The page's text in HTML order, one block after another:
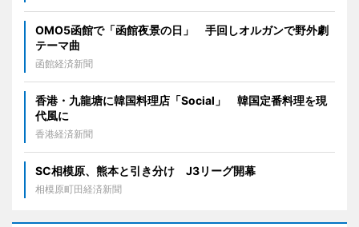
OMO5函館で「函館夜景の日」 手回しオルガンで野外劇
テーマ曲
函館経済新聞
香港・九龍塘に韓国料理店「Social」 韓国定番料理を現
代風に
香港経済新聞
SC相模原、熊本と引き分け J3リーグ開幕
相模原町田経済新聞